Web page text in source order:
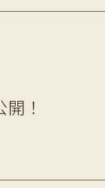
！